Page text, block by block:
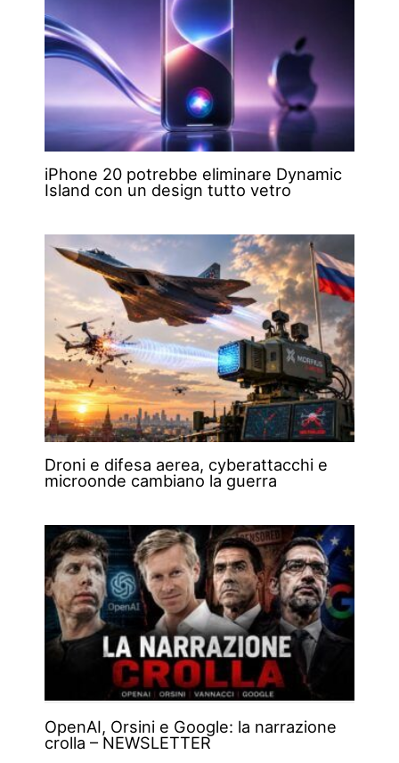
iPhone 20 potrebbe eliminare Dynamic
Island con un design tutto vetro
Droni e difesa aerea, cyberattacchi e
microonde cambiano la guerra
OpenAI, Orsini e Google: la narrazione
crolla – NEWSLETTER